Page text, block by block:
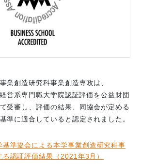
業創造研究科事業創造専攻は、
営系専門職大学院認証評価を公益財団
受審し、評価の結果、同協会が定める
準に適合していると認定されました。
基準協会による本学事業創造研究科事
認証評価結果（2021年3月）